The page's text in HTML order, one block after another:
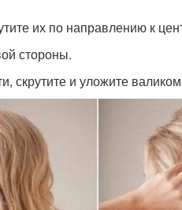
их по направлению к
стороны.
скрутите и уложите